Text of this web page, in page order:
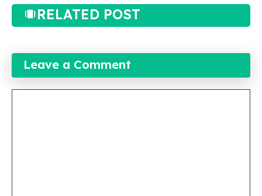
RELATED POST
Leave a Comment